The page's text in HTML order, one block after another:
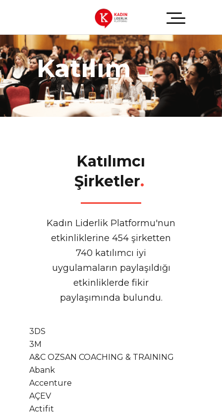
Katılım
Katılımcı
Şirketler
.
Kadın Liderlik Platformu'nun
etkinliklerine 454 şirketten
740 katılımcı iyi
uygulamaların paylaşıldığı
etkinliklerde fikir
paylaşımında bulundu.
3DS
3M
A&C OZSAN COACHING & TRAINING
Abank
Accenture
AÇEV
Actifit